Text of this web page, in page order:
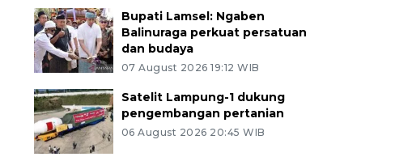
Bupati Lamsel: Ngaben
Balinuraga perkuat persatuan
dan budaya
07 August 2026 19:12 WIB
Satelit Lampung-1 dukung
pengembangan pertanian
06 August 2026 20:45 WIB